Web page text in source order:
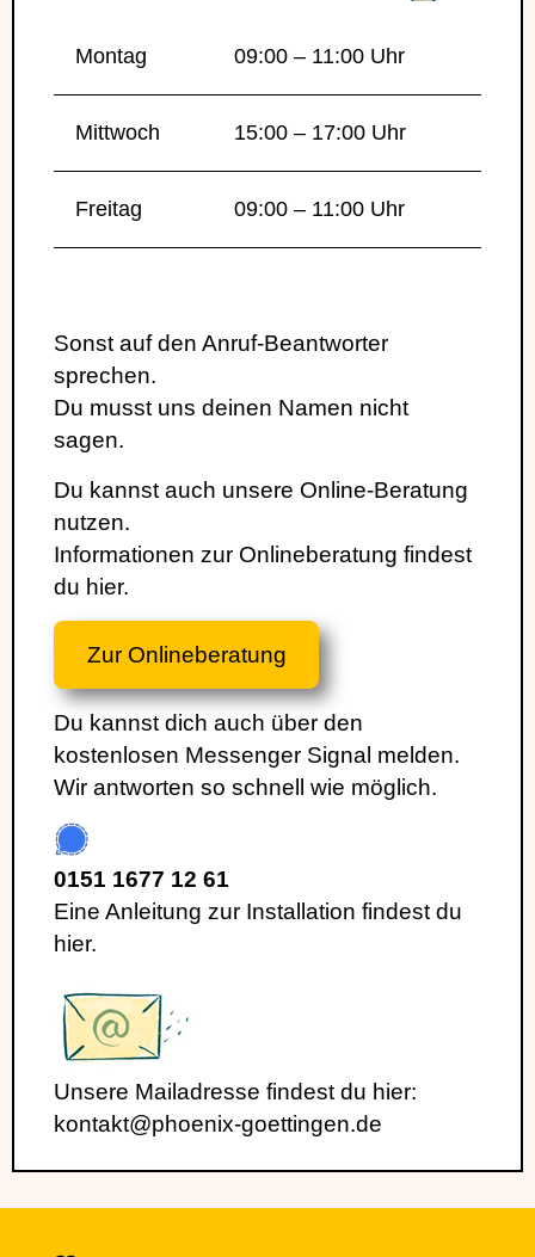
Montag 09:00 – 11:00 Uhr
Mittwoch 15:00 – 17:00 Uhr
Freitag 09:00 – 11:00 Uhr
Sonst auf den Anruf-Beantworter
sprechen.
Du musst uns deinen Namen nicht
sagen.
Du kannst auch unsere Online-Beratung
nutzen.
Informationen zur Onlineberatung findest
du hier.
Zur Onlineberatung
Du kannst dich auch über den
kostenlosen Messenger Signal melden.
Wir antworten so schnell wie möglich.
0151 1677 12 61
Eine Anleitung zur Installation findest du
hier.
Unsere Mailadresse findest du hier:
kontakt@phoenix-goettingen.de